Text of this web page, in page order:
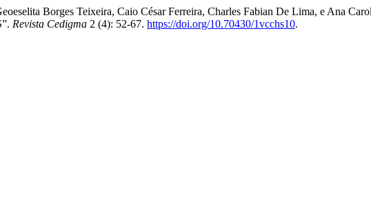
Borges Teixeira, Caio César Ferreira, Charles Fabian De Lima, e Ana
Revista Cedigma 2 (4): 52-67. https://doi.org/10.70430/1vcchs10.